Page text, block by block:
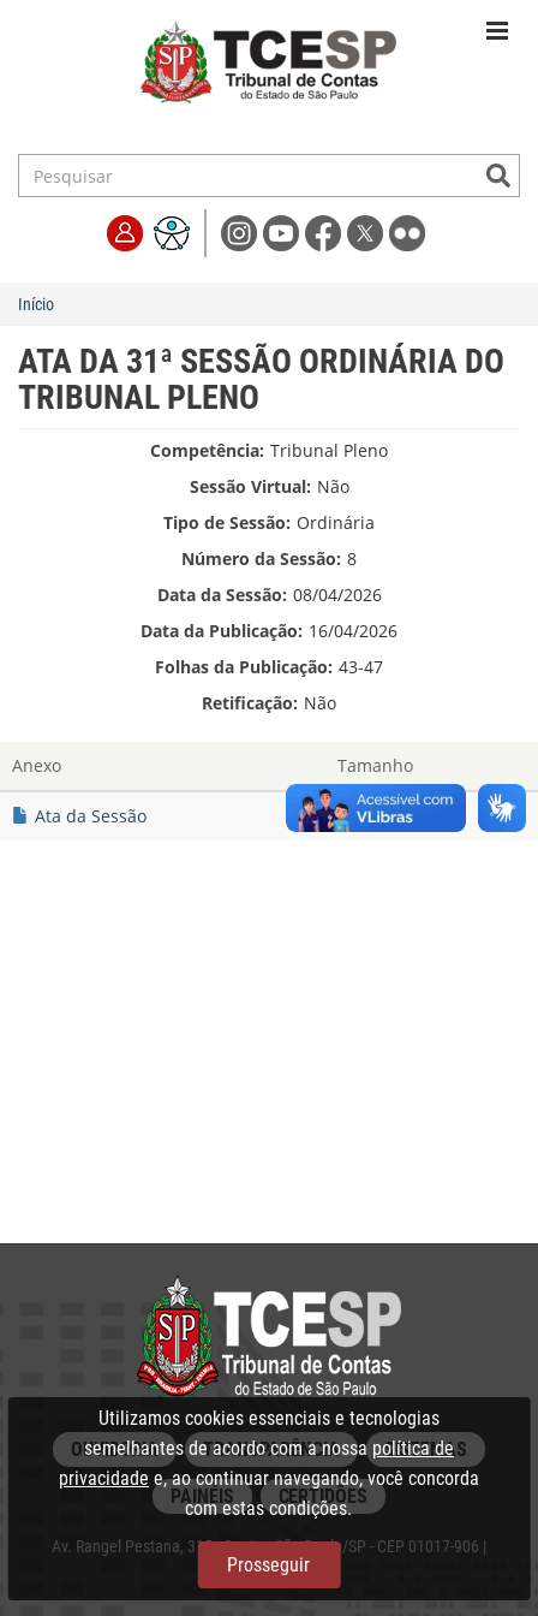
Início
ATA DA 31ª SESSÃO ORDINÁRIA DO
TRIBUNAL PLENO
Competência: Tribunal Pleno
Sessão Virtual: Não
Tipo de Sessão: Ordinária
Número da Sessão: 8
Data da Sessão: 08/04/2026
Data da Publicação: 16/04/2026
Folhas da Publicação: 43-47
Retificação: Não
Anexo Tamanho
Ata da Sessão 479.03 KB
OUVIDORIA TRANSPARÊNCIA SISTEMAS
PAINÉIS CERTIDÕES
Av. Rangel Pestana, 315 - Centro, São Paulo/SP - CEP 01017-906 |
PABX: 3292‑3266
Utilizamos cookies essenciais e tecnologias
semelhantes de acordo com a nossa política de
privacidade e, ao continuar navegando, você concorda
com estas condições.
Prosseguir